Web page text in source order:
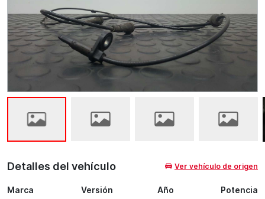
Detalles del vehículo Ver vehículo de origen
Marca
Versión
Año
Potencia